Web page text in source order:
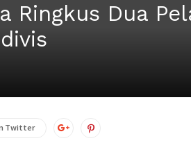
Ringkus Dua
Twitter